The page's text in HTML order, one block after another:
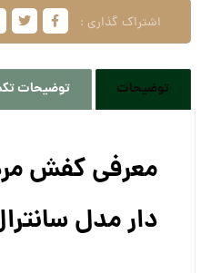
توضیحات توضیحات
معرفی کفش
دار مدل